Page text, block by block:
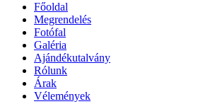
Főoldal
Megrendelés
Fotófal
Galéria
Ajándékutalvány
Rólunk
Árak
Vélemények